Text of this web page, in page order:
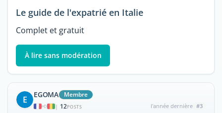
Le guide de l'expatrié en Italie
Complet et gratuit
À lire sans modération
E EGOMA Membre
| 12POSTS l'année dernière #3